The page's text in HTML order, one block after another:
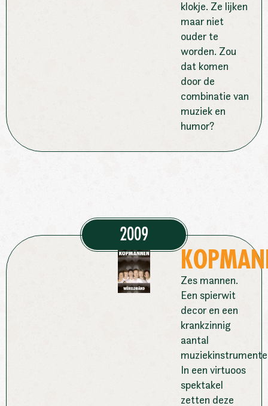
klokje. Ze lijken
maar niet
ouder te
worden. Zou
dat komen
door de
combinatie van
muziek en
humor?
2009
Zes mannen.
Een spierwit
decor en een
krankzinnig
aantal
In een virtuoos
spektakel
zetten deze